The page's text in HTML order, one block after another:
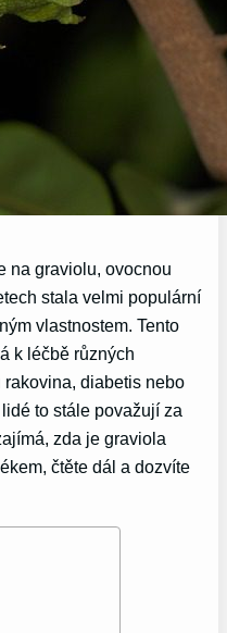
na graviolu, ovocnou
stala velmi populární
vlastnostem. Tento
k léčbě různých
diabetis nebo
to stále považují za
zda je graviola
čtěte dál a dozvíte